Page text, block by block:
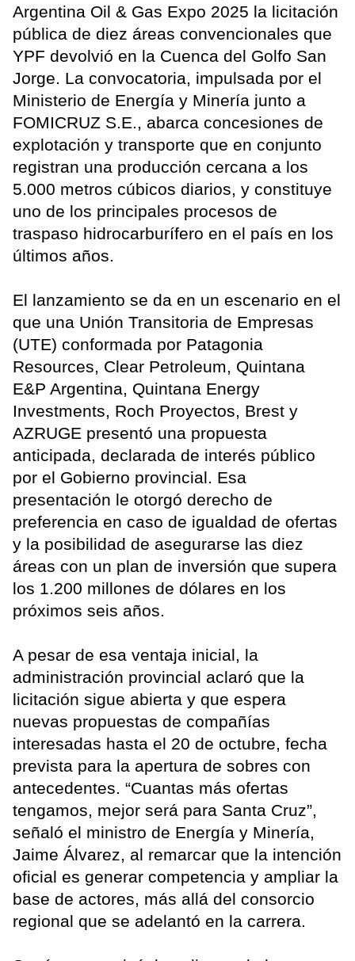
Argentina Oil & Gas Expo 2025 la licitación
pública de diez áreas convencionales que
YPF devolvió en la Cuenca del Golfo San
Jorge. La convocatoria, impulsada por el
Ministerio de Energía y Minería junto a
FOMICRUZ S.E., abarca concesiones de
explotación y transporte que en conjunto
registran una producción cercana a los
5.000 metros cúbicos diarios, y constituye
uno de los principales procesos de
traspaso hidrocarburífero en el país en los
últimos años.
El lanzamiento se da en un escenario en el
que una Unión Transitoria de Empresas
(UTE) conformada por Patagonia
Resources, Clear Petroleum, Quintana
E&P Argentina, Quintana Energy
Investments, Roch Proyectos, Brest y
AZRUGE presentó una propuesta
anticipada, declarada de interés público
por el Gobierno provincial. Esa
presentación le otorgó derecho de
preferencia en caso de igualdad de ofertas
y la posibilidad de asegurarse las diez
áreas con un plan de inversión que supera
los 1.200 millones de dólares en los
próximos seis años.
A pesar de esa ventaja inicial, la
administración provincial aclaró que la
licitación sigue abierta y que espera
nuevas propuestas de compañías
interesadas hasta el 20 de octubre, fecha
prevista para la apertura de sobres con
antecedentes. “Cuantas más ofertas
tengamos, mejor será para Santa Cruz”,
señaló el ministro de Energía y Minería,
Jaime Álvarez, al remarcar que la intención
oficial es generar competencia y ampliar la
base de actores, más allá del consorcio
regional que se adelantó en la carrera.